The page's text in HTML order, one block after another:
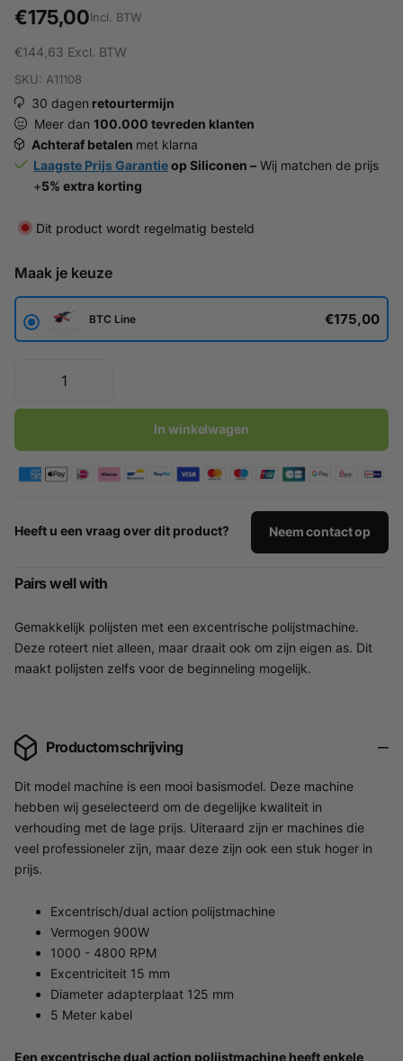
€175,00Incl. BTW
€144,63 Excl. BTW
SKU: A11108
30 dagen retourtermijn
Meer dan 100.000 tevreden klanten
Achteraf betalen met klarna
Laagste Prijs Garantieop Siliconen – Wij matchen de prijs
+5% extra korting
Dit product wordt regelmatig besteld
Maak je keuze
BTC Line €175,00
In winkelwagen
Heeft u een vraag over dit product? Neem contact op
Pairs well with
Gemakkelijk polijsten met een excentrische polijstmachine.
Deze roteert niet alleen, maar draait ook om zijn eigen as. Dit
maakt polijsten zelfs voor de beginneling mogelijk.
Productomschrijving
Dit model machine is een mooi basismodel. Deze machine
hebben wij geselecteerd om de degelijke kwaliteit in
verhouding met de lage prijs. Uiteraard zijn er machines die
veel professioneler zijn, maar deze zijn ook een stuk hoger in
prijs.
Excentrisch/dual action polijstmachine
Vermogen 900W
1000 - 4800 RPM
Excentriciteit 15 mm
Diameter adapterplaat 125 mm
5 Meter kabel
Een excentrische dual action polijstmachine heeft enkele